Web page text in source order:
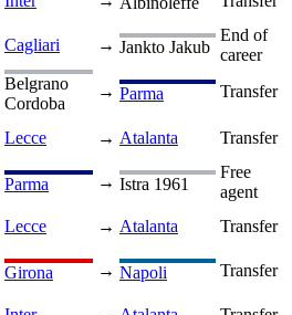
Cagliari → Jankto Jakub
End of
career
Belgrano
Cordoba
→ Parma
Transfer
Lecce → Atalanta
Transfer
Parma → Istra 1961
Free
agent
Lecce → Atalanta
Transfer
Girona → Napoli
Transfer